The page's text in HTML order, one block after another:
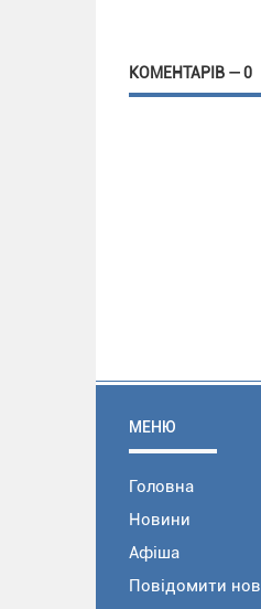
КОМЕНТАРІВ — 0
МЕНЮ
Головна
Новини
Афіша
Повідомити